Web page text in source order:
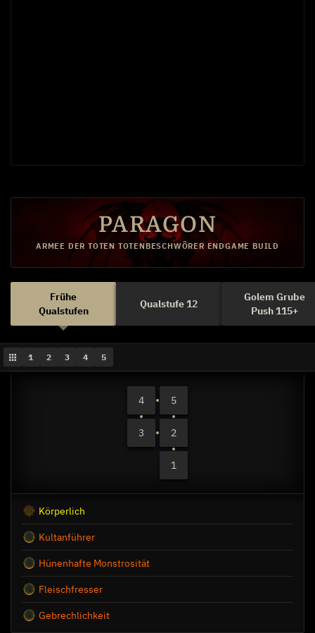
PARAGON
ARMEE DER TOTEN TOTENBESCHWÖRER ENDGAME BUILD
Frühe
Qualstufen
Qualstufe 12
Golem Grube
Push 115+
1 2 3 4 5
4 5
3 2
1
Körperlich
Kultanführer
Hünenhafte Monstrosität
Fleischfresser
Gebrechlichkeit